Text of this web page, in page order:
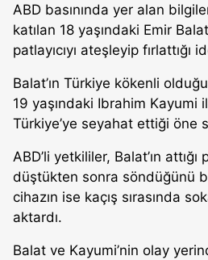
ABD basınında yer alan
katılan 18 yaşındaki Emir
patlayıcıyı ateşleyip fırlattığı
Balat’ın Türkiye kökenli
19 yaşındaki Ibrahim Kayumi
Türkiye’ye seyahat ettiği öne
ABD’li yetkililer, Balat’ın attığı
düştükten sonra söndüğünü
cihazın ise kaçış sırasında
aktardı.
Balat ve Kayumi’nin olay